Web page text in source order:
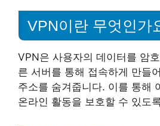
VPN이란 무엇인가
VPN은 사용자의 데이터를 암
른 서버를 통해 접속하게 만들
주소를 숨겨줍니다. 이를 통해
온라인 활동을 보호할 수 있도